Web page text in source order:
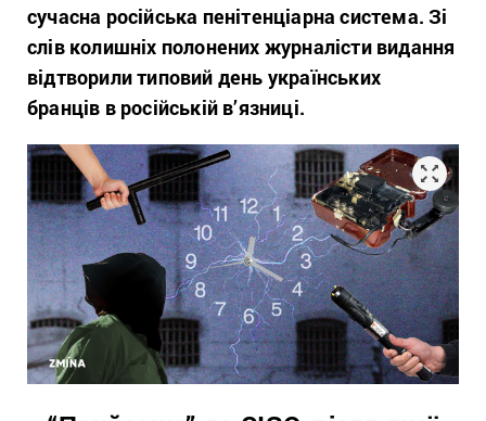
сучасна російська пенітенціарна система. Зі
слів колишніх полонених журналісти видання
відтворили типовий день українських
бранців в російській в’язниці.